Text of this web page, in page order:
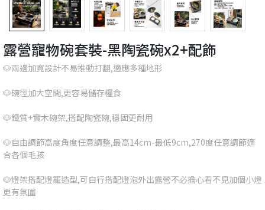
露營寵物碗套裝-黑陶瓷碗x2+配飾
🐶兩邊加寬設計不易推動打翻,適應多種地形
🐶碗徑加大空間,更容易儲存糧食
🐶鐵質+實木碗架,搭配陶瓷碗,穩固更耐用
🐶自由調節高度角度任意調整,最高14cm-最低9cm,270度任意調節適
合各個毛孩
🐶燈架搭配燈籠造型,可自行搭配燈泡外出露營不必擔心看不見加個小燈
更有氛圍